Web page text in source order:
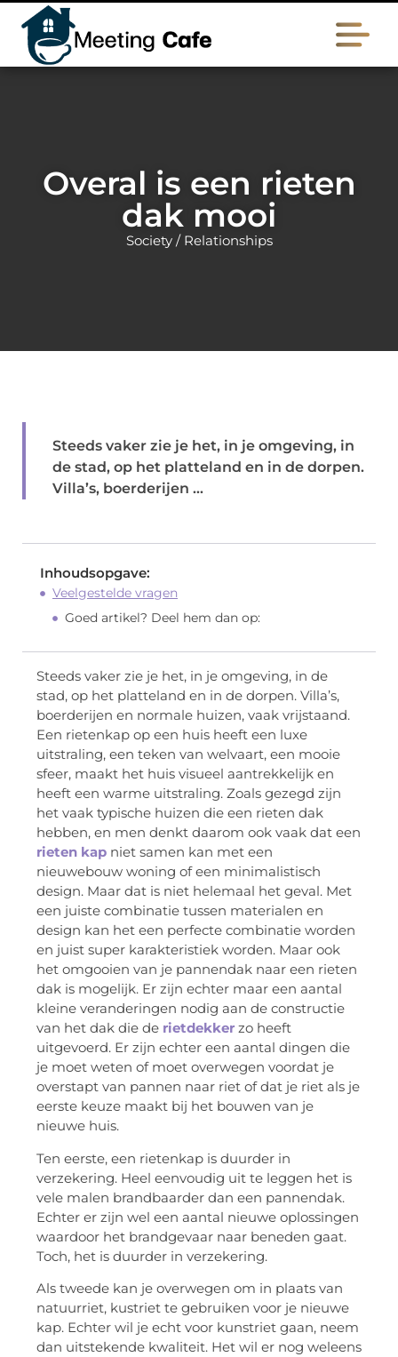
Overal is een rieten
dak mooi
Society / Relationships
Steeds vaker zie je het, in je omgeving, in
de stad, op het platteland en in de dorpen.
Villa’s, boerderijen ...
Inhoudsopgave:
Veelgestelde vragen
Goed artikel? Deel hem dan op:
Steeds vaker zie je het, in je omgeving, in de
stad, op het platteland en in de dorpen. Villa’s,
boerderijen en normale huizen, vaak vrijstaand.
Een rietenkap op een huis heeft een luxe
uitstraling, een teken van welvaart, een mooie
sfeer, maakt het huis visueel aantrekkelijk en
heeft een warme uitstraling. Zoals gezegd zijn
het vaak typische huizen die een rieten dak
hebben, en men denkt daarom ook vaak dat een
rieten kap niet samen kan met een
nieuwebouw woning of een minimalistisch
design. Maar dat is niet helemaal het geval. Met
een juiste combinatie tussen materialen en
design kan het een perfecte combinatie worden
en juist super karakteristiek worden. Maar ook
het omgooien van je pannendak naar een rieten
dak is mogelijk. Er zijn echter maar een aantal
kleine veranderingen nodig aan de constructie
van het dak die de rietdekker zo heeft
uitgevoerd. Er zijn echter een aantal dingen die
je moet weten of moet overwegen voordat je
overstapt van pannen naar riet of dat je riet als je
eerste keuze maakt bij het bouwen van je
nieuwe huis.
Ten eerste, een rietenkap is duurder in
verzekering. Heel eenvoudig uit te leggen het is
vele malen brandbaarder dan een pannendak.
Echter er zijn wel een aantal nieuwe oplossingen
waardoor het brandgevaar naar beneden gaat.
Toch, het is duurder in verzekering.
Als tweede kan je overwegen om in plaats van
natuurriet, kustriet te gebruiken voor je nieuwe
kap. Echter wil je echt voor kunstriet gaan, neem
dan uitstekende kwaliteit. Het wil er nog weleens